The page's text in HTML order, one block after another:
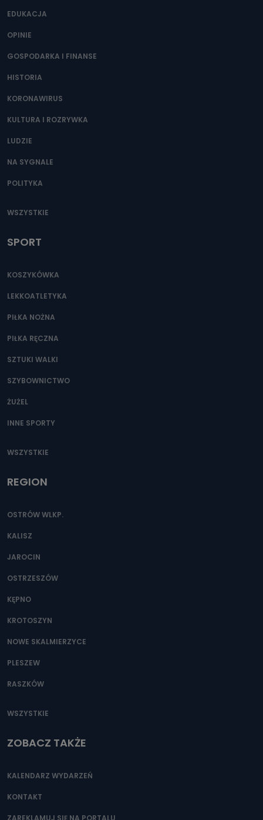
EDUKACJA
OPINIE
GOSPODARKA I FINANSE
HISTORIA
KORONAWIRUS
KULTURA I ROZRYWKA
LUDZIE
NA SYGNALE
POLITYKA
WSZYSTKIE
SPORT
KOSZYKÓWKA
LEKKOATLETYKA
PIŁKA NOŻNA
PIŁKA RĘCZNA
SZTUKI WALKI
SZYBOWNICTWO
ŻUŻEL
INNE SPORTY
WSZYSTKIE
REGION
OSTRÓW WLKP.
KALISZ
JAROCIN
OSTRZESZÓW
KĘPNO
KROTOSZYN
NOWE SKALMIERZYCE
PLESZEW
RASZKÓW
WSZYSTKIE
ZOBACZ TAKŻE
KALENDARZ WYDARZEŃ
KONTAKT
ZAREKLAMUJ SIĘ NA PORTALU